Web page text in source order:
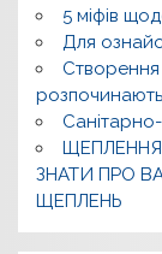
5 міфів
Для
Створення
ЩЕПЛЕННЯ
ЗНАТИ ПРО
ЩЕПЛЕНЬ